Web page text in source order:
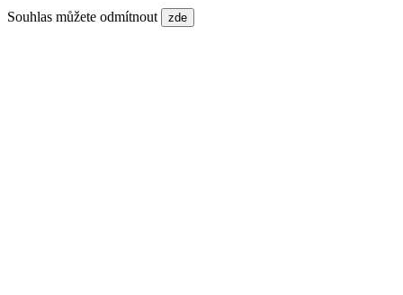
Souhlas můžete odmítnout